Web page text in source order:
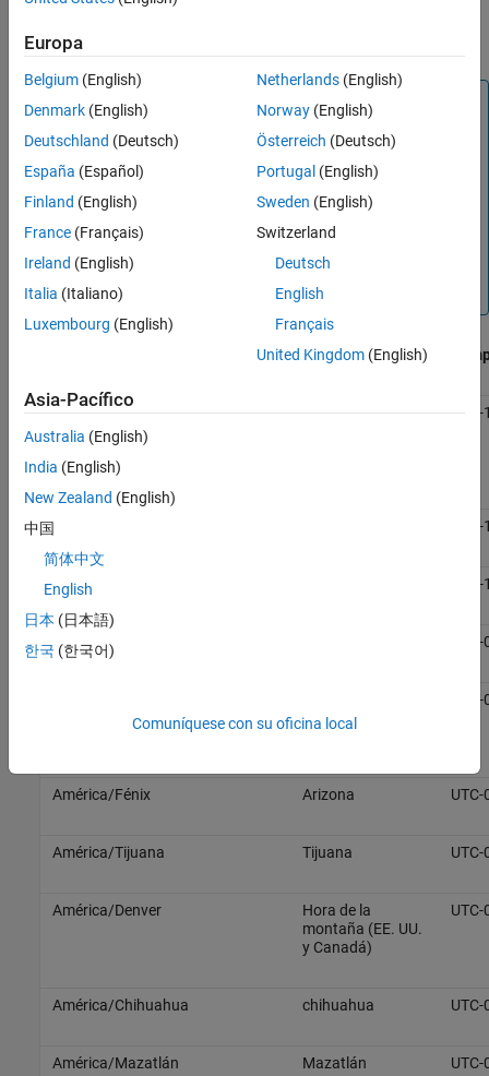
Database
La compensación es correcta al 1 de junio. Las
ubicaciones que utilizan el horario de verano deben
restar una hora durante los horarios fuera del horario
de verano.
Si los parámetros
compensacióny
presentes, se ignora
compensación
Descripción
Pacífico/A mitad de camino
Línea
UTC-
Pacífico/Pago_Pago
Pacífico/Honolulú
América/Juneau
(EE. UU. y
América/Fénix Arizona UTC-
América/Tijuana Tijuana UTC-
América/Denver
Hora de la
montaña (EE. UU.
y Canadá)
UTC-
América/Chihuahua chihuahua UTC-
América/Mazatlán Mazatlán UTC-
Europa
Belgium (English)
Denmark (English)
Deutschland (Deutsch)
España (Español)
Finland (English)
France (Français)
Ireland (English)
Italia (Italiano)
Luxembourg (English)
Netherlands(English)
Norway(English)
Österreich (Deutsch)
Portugal (English)
Sweden (English)
Switzerland
Deutsch
English
Français
United Kingdom(English)
Asia-Pacífico
Australia (English)
India (English)
New Zealand (English)
中国
简体中文
English
日本 (日本語)
한국 (한국어)
Comuníquese con su oficina local